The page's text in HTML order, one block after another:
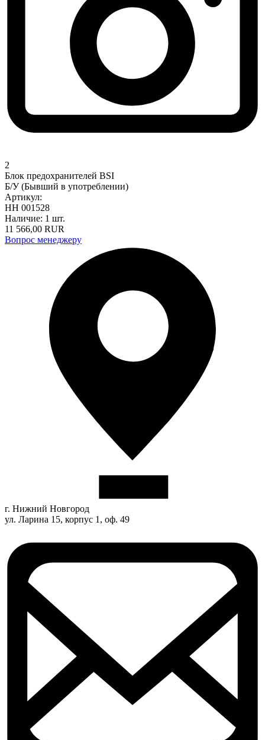
2
Блок предохранителей BSI
Б/У (Бывший в употреблении)
Артикул:
НН 001528
Наличие: 1 шт.
11 566,00 RUR
Вопрос менеджеру
г. Нижний Новгород
ул. Ларина 15, корпус 1, оф. 49